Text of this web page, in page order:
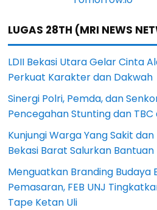
LUGAS 28TH (MRI NEWS
LDII Bekasi Utara Gelar Cinta
Perkuat Karakter dan Dakwah
Sinergi Polri, Pemda, dan
Pencegahan Stunting dan TBC
Kunjungi Warga Yang Sakit
Bekasi Barat Salurkan Bantuan
Menguatkan Branding
Pemasaran, FEB UNJ
Tape Ketan Uli